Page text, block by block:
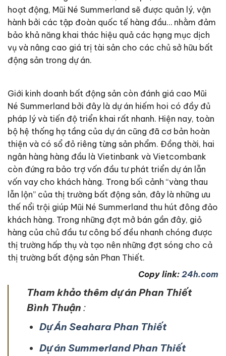
hoạt động, Mũi Né Summerland sẽ được quản lý, vận
hành bởi các tập đoàn quốc tế hàng đầu… nhằm đảm
bảo khả năng khai thác hiệu quả các hạng mục dịch
vụ và nâng cao giá trị tài sản cho các chủ sở hữu bất
động sản trong dự án.
Giới kinh doanh bất động sản còn đánh giá cao Mũi
Né Summerland bởi đây là dự án hiếm hoi có đầy đủ
pháp lý và tiến độ triển khai rất nhanh. Hiện nay, toàn
bộ hệ thống hạ tầng của dự án cũng đã cơ bản hoàn
thiện và có sổ đỏ riêng từng sản phẩm. Đồng thời, hai
ngân hàng hàng đầu là Vietinbank và Vietcombank
còn đứng ra bảo trợ vốn đầu tư phát triển dự án lẫn
vốn vay cho khách hàng. Trong bối cảnh “vàng thau
lẫn lộn” của thị trường bất động sản, đây là những ưu
thế nổi trội giúp Mũi Né Summerland thu hút đông đảo
khách hàng. Trong những đợt mở bán gần đây, giỏ
hàng của chủ đầu tư công bố đều nhanh chóng được
thị trường hấp thụ và tạo nên những đợt sóng cho cả
thị trường bất động sản Phan Thiết.
Copy link: 24h.com
Tham khảo thêm dự án Phan Thiết
Bình Thuận :
Dự Án Seahara Phan Thiết
Dự án Summerland Phan Thiết